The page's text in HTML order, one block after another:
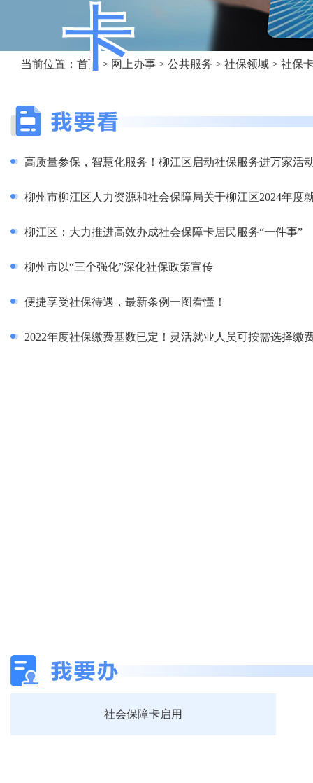
卡
当前位置： 首页 > 网上办事 > 公共服务 > 社保领域 > 社保
高质量参保，智慧化服务！柳江区启动社保服务进万家活
柳江区：大力推进高效办成社会保障卡居民服务“一件事”
柳州市以“三个强化”深化社保政策宣传
便捷享受社保待遇，最新条例一图看懂！
2022年度社保缴费基数已定！灵活就业人员可按需选择缴
社会保障卡启用